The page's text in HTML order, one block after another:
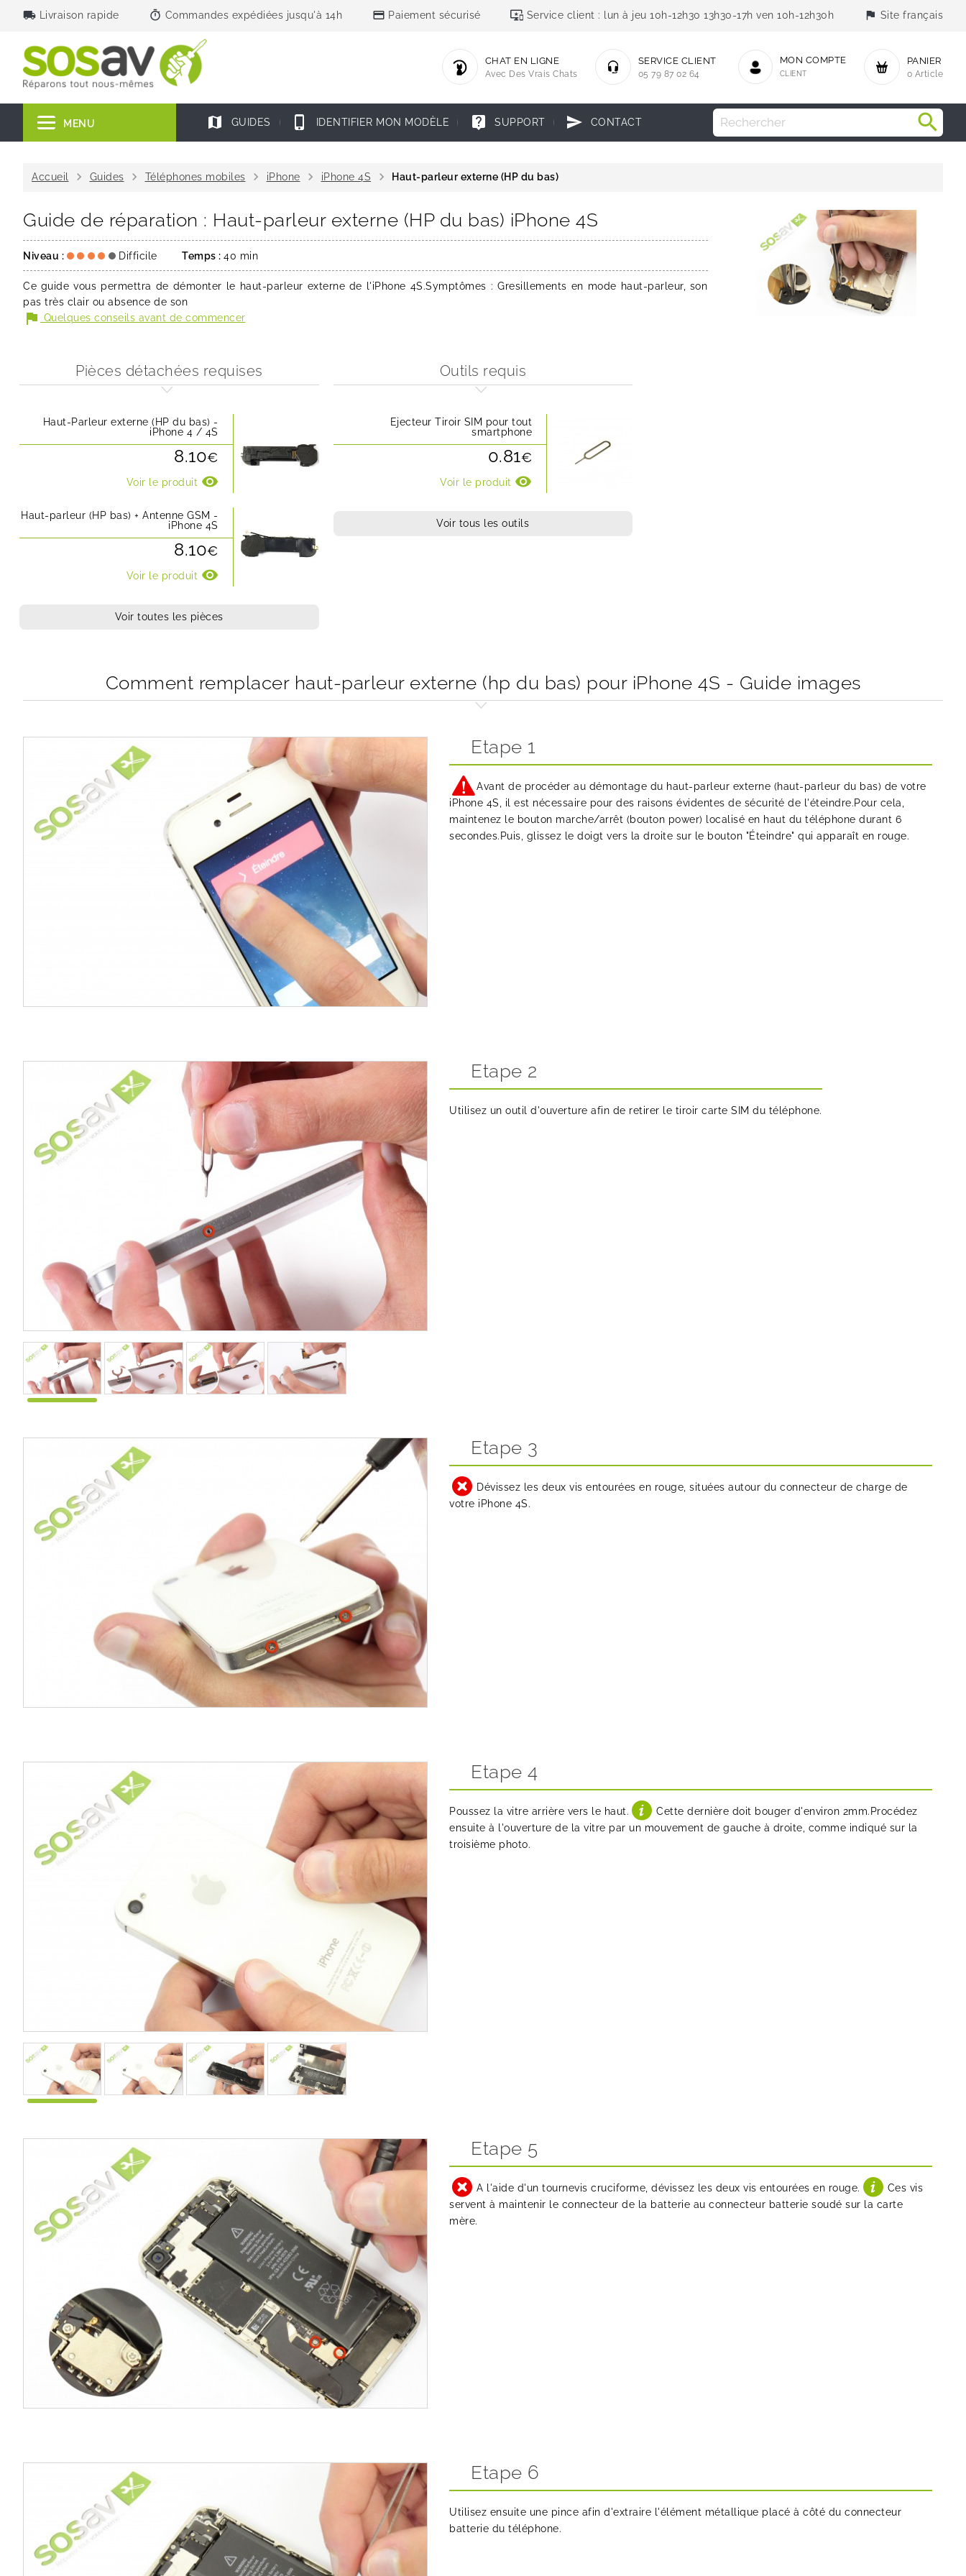
local_shipping Livraison rapide timer Commandes expédiées jusqu'à 14h credit_card Paiement sécurisé important_devices Service client : lun à jeu 10h-12h30 13h30-17h ven 10h-12h30h flag Site français
PANIER
0 Article
MON COMPTE
CLIENT
SERVICE CLIENT
05 79 87 02 64
CHAT EN LIGNE
Avec Des Vrais Chats
MENU map GUIDES phone_iphone IDENTIFIER MON MODÈLE live_help SUPPORT send CONTACT
Accueil chevron_right Guides chevron_right Téléphones mobiles chevron_right iPhone chevron_right iPhone 4S chevron_right Haut-parleur externe (HP du bas)
Guide de réparation : Haut-parleur externe (HP du bas) iPhone 4S
Niveau : Difficile Temps : 40 min
Ce guide vous permettra de démonter le haut-parleur externe de l'iPhone 4S.Symptômes : Gresillements en mode haut-parleur, son
pas très clair ou absence de son
flag Quelques conseils avant de commencer
Pièces détachées requises
Haut-Parleur externe (HP du bas) -
iPhone 4 / 4S
8.10€
Voir le produit visibility
Haut-parleur (HP bas) + Antenne GSM -
iPhone 4S
8.10€
Voir le produit visibility
Voir toutes les pièces
Outils requis
Ejecteur Tiroir SIM pour tout
smartphone
0.81€
Voir le produit visibility
Voir tous les outils
Comment remplacer haut-parleur externe (hp du bas) pour iPhone 4S - Guide images
Etape 1
Avant de procéder au démontage du haut-parleur externe (haut-parleur du bas) de votre
iPhone 4S, il est nécessaire pour des raisons évidentes de sécurité de l'éteindre.Pour cela,
maintenez le bouton marche/arrêt (bouton power) localisé en haut du téléphone durant 6
secondes.Puis, glissez le doigt vers la droite sur le bouton "Éteindre" qui apparaît en rouge.
Etape 2
Utilisez un outil d'ouverture afin de retirer le tiroir carte SIM du téléphone.
Etape 3
Dévissez les deux vis entourées en rouge, situées autour du connecteur de charge de
votre iPhone 4S.
Etape 4
Poussez la vitre arrière vers le haut.
Cette dernière doit bouger d'environ 2mm.Procédez
ensuite à l'ouverture de la vitre par un mouvement de gauche à droite, comme indiqué sur la
troisième photo.
Etape 5
A l'aide d'un tournevis cruciforme, dévissez les deux vis entourées en rouge.
Ces vis
servent à maintenir le connecteur de la batterie au connecteur batterie soudé sur la carte
mère.
Etape 6
Utilisez ensuite une pince afin d'extraire l'élément métallique placé à côté du connecteur
batterie du téléphone.